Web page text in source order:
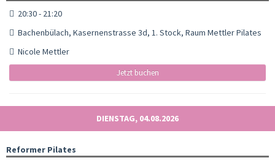
20:30 - 21:20
Bachenbülach, Kasernenstrasse 3d, 1. Stock, Raum Mettler Pilates
Nicole Mettler
Jetzt buchen
DIENSTAG, 04.08.2026
Reformer Pilates